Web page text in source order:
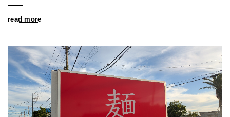
read more